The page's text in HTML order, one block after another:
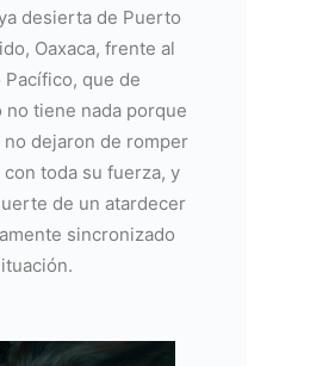
desierta de Puerto
Oaxaca, frente al
Pacífico, que de
no tiene nada porque
no dejaron de romper
con toda su fuerza, y
de un atardecer
sincronizado